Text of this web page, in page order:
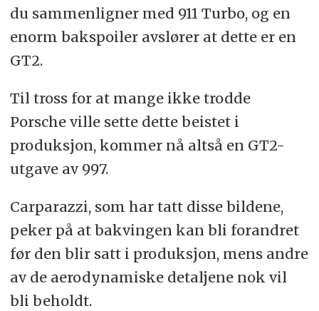
du sammenligner med 911 Turbo, og en
enorm bakspoiler avslører at dette er en
GT2.
Til tross for at mange ikke trodde
Porsche ville sette dette beistet i
produksjon, kommer nå altså en GT2-
utgave av 997.
Carparazzi, som har tatt disse bildene,
peker på at bakvingen kan bli forandret
før den blir satt i produksjon, mens andre
av de aerodynamiske detaljene nok vil
bli beholdt.